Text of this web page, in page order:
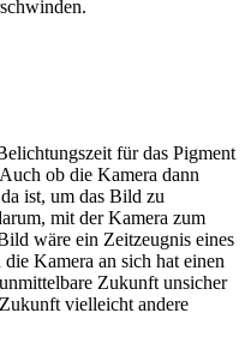
für das Pigment
ob die Kamera dann
ist, um das Bild zu
mit der Kamera zum
wäre ein Zeitzeugnis eines
Kamera an sich hat einen
Zukunft unsicher
vielleicht andere